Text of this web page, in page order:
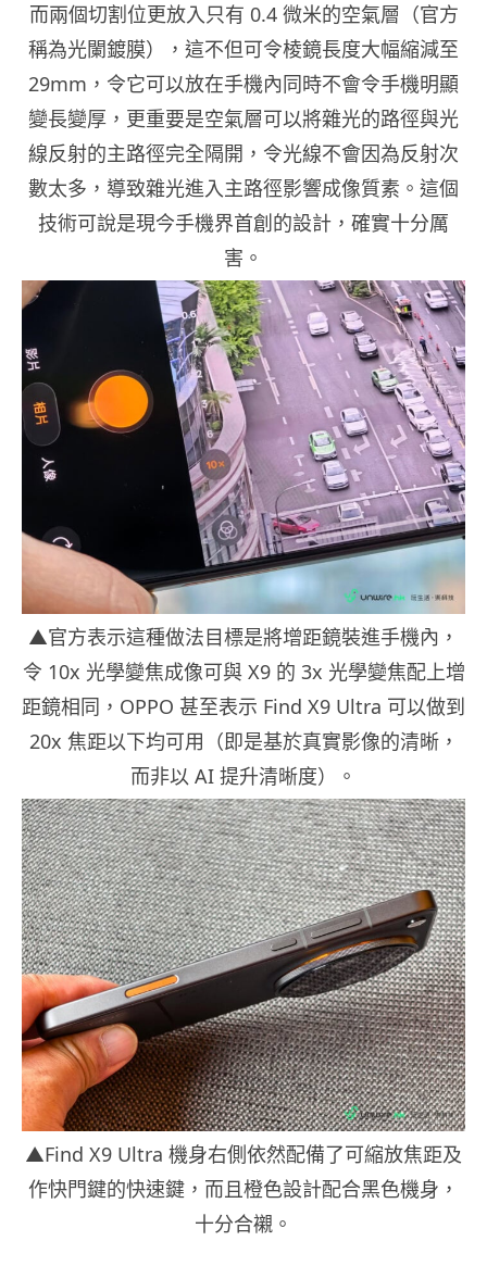
而兩個切割位更放入只有 0.4 微米的空氣層（官方
稱為光闌鍍膜），這不但可令棱鏡長度大幅縮減至
29mm，令它可以放在手機內同時不會令手機明顯
變長變厚，更重要是空氣層可以將雜光的路徑與光
線反射的主路徑完全隔開，令光線不會因為反射次
數太多，導致雜光進入主路徑影響成像質素。這個
技術可說是現今手機界首創的設計，確實十分厲
害。
▲官方表示這種做法目標是將增距鏡裝進手機內，
令 10x 光學變焦成像可與 X9 的 3x 光學變焦配上增
距鏡相同，OPPO 甚至表示 Find X9 Ultra 可以做到
20x 焦距以下均可用（即是基於真實影像的清晰，
而非以 AI 提升清晰度）。
▲Find X9 Ultra 機身右側依然配備了可縮放焦距及
作快門鍵的快速鍵，而且橙色設計配合黑色機身，
十分合襯。